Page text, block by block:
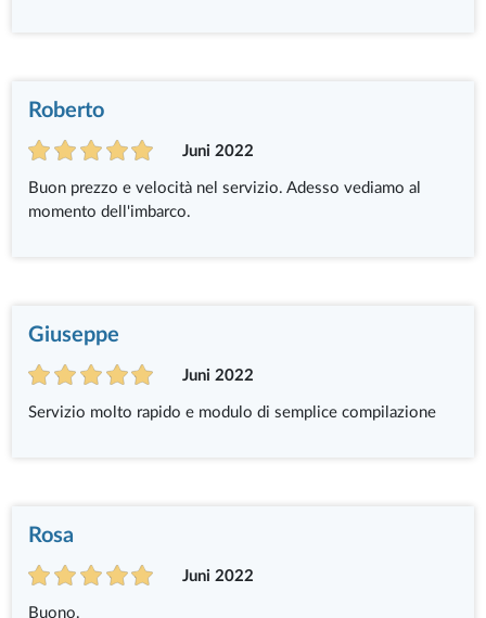
Roberto
Juni 2022
Buon prezzo e velocità nel servizio. Adesso vediamo al
momento dell'imbarco.
Giuseppe
Juni 2022
Servizio molto rapido e modulo di semplice compilazione
Rosa
Juni 2022
Buono.